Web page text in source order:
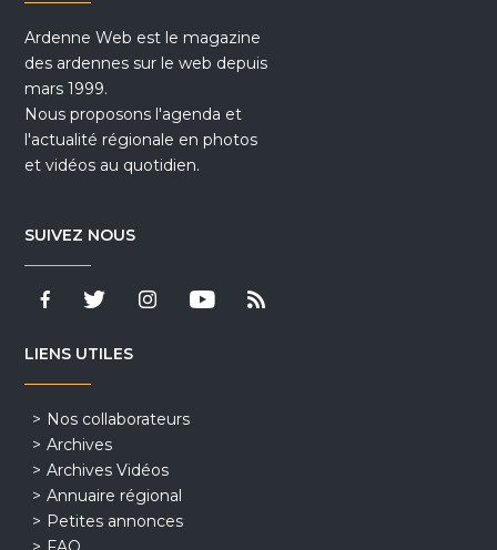
Ardenne Web est le magazine
des ardennes sur le web depuis
mars 1999.
Nous proposons l'agenda et
l'actualité régionale en photos
et vidéos au quotidien.
SUIVEZ NOUS
LIENS UTILES
Nos collaborateurs
Archives
Archives Vidéos
Annuaire régional
Petites annonces